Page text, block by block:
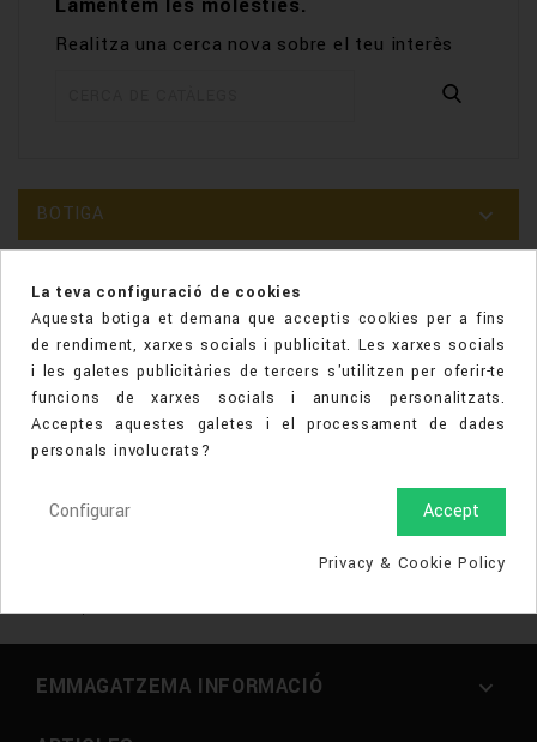
Realitza una cerca nova sobre el teu interès
BOTIGA 
Benvinguts a la nostra pàgina web, on coneixereu totes
nostra botiga i el nostre equip, serveis i productes.
L'Orfebre Joiers, oferim joies de qualitat amb una exquisida
atenció als nostres clients i visitants, sempre amb els
EMMAGATZEMA INFORMACIÓ 
La teva configuració de cookies
Aquesta botiga et demana que acceptis cookies per a fins
de rendiment, xarxes socials i publicitat. Les xarxes socials
i les galetes publicitàries de tercers s'utilitzen per oferir-te
funcions de xarxes socials i anuncis personalitzats.
Acceptes aquestes galetes i el processament de dades
personals involucrats?
Accept
Configurar
Privacy & Cookie Policy